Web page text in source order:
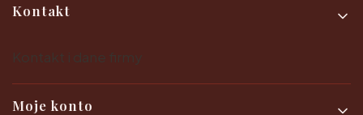
Kontakt
Moje konto